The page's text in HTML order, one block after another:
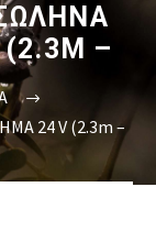
–
24 V (2.3m –